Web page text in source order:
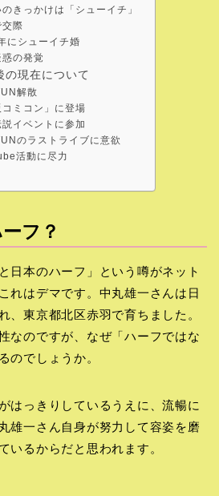
きっかけは「シューイチ」
際
にシューイチ婚
の発覚
の現在について
解散
コミコン」に登場
イベントに参加
のラストライブに意欲
活動に尽力
フ？
日本のハーフ」という噂がネット
れはデマです。中丸雄一さんは日
、東京都北区赤羽で育ちました。
なのですが、なぜ「ハーフではな
のでしょうか。
はっきりしているうえに、流暢に
雄一さん自身が努力して容姿を磨
いるからだと思われます。